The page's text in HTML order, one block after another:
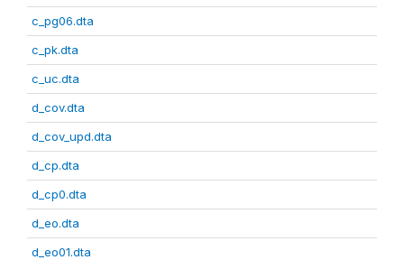
c_pg06.dta
c_pk.dta
c_uc.dta
d_cov.dta
d_cov_upd.dta
d_cp.dta
d_cp0.dta
d_eo.dta
d_eo01.dta